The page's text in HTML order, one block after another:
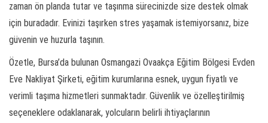
zaman ön planda tutar ve taşınma sürecinizde size destek olmak
için buradadır. Evinizi taşırken stres yaşamak istemiyorsanız, bize
güvenin ve huzurla taşının.
Özetle, Bursa’da bulunan Osmangazi Ovaakça Eğitim Bölgesi Evden
Eve Nakliyat Şirketi, eğitim kurumlarına esnek, uygun fiyatlı ve
verimli taşıma hizmetleri sunmaktadır. Güvenlik ve özelleştirilmiş
seçeneklere odaklanarak, yolcuların belirli ihtiyaçlarının